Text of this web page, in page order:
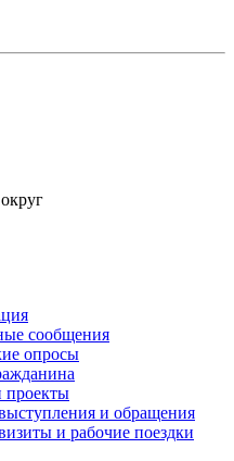
сообщения
опросы
проекты
и обращения
и рабочие поездки